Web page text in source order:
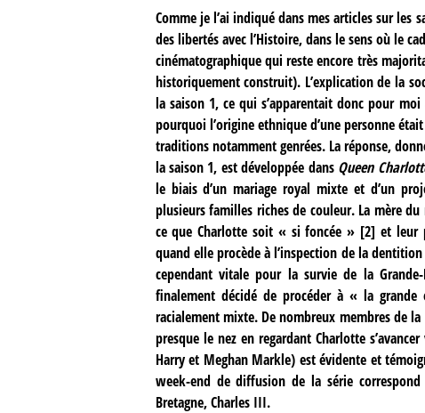
Comme je l’ai indiqué dans mes articles sur les
des libertés avec l’Histoire, dans le sens où le
cinématographique qui reste encore très
historiquement construit). L’explication de la
la saison 1, ce qui s’apparentait donc pour
pourquoi l’origine ethnique d’une personne
traditions notamment genrées. La réponse,
la saison 1, est développée dans Queen
le biais d’un mariage royal mixte et d’un
plusieurs familles riches de couleur. La mère
ce que Charlotte soit « si foncée » [2] et leur
quand elle procède à l’inspection de la
cependant vitale pour la survie de la
finalement décidé de procéder à « la grande
racialement mixte. De nombreux membres de
presque le nez en regardant Charlotte
Harry et Meghan Markle) est évidente et
week-end de diffusion de la série
Bretagne, Charles III.